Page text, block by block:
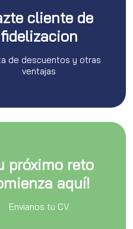
cliente de
fidelizacion
de descuentos y otras
ventajas
próximo reto
aquí!
Envianos tu CV